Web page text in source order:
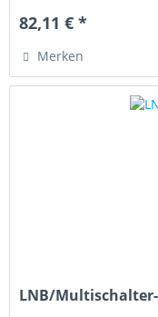
82,11 € *
Merken
LNB/